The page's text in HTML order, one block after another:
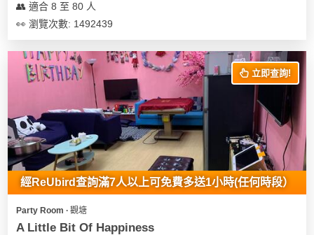
👥 適合 8 至 80 人
👀 瀏覽次數: 1492439
立即查詢!
經ReUbird查詢滿7人以上可免費多送1小時(任何時段）
Party Room ∙ 觀塘
A Little Bit Of Happiness